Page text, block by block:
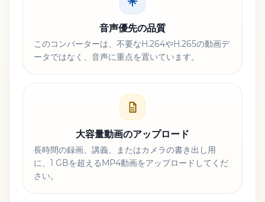
音声優先の品質
このコンバーターは、不要なH.264やH.265の動画デ
ータではなく、音声に重点を置いています。
大容量動画のアップロード
長時間の録画、講義、またはカメラの書き出し用
に、1 GBを超えるMP4動画をアップロードしてくだ
さい。